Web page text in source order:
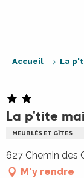
Accueil La
La p'tite
MEUBLÉS ET GÎTES
627 Chemin des
M'y rendre